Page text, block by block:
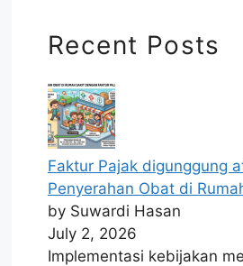
Recent Posts
Faktur Pajak digunggung
Penyerahan Obat di
by Suwardi Hasan
July 2, 2026
Implementasi kebijakan